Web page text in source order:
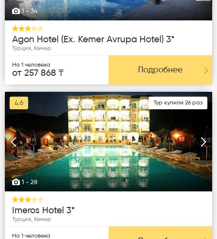
1- 34
Agon Hotel (ex. Kemer Avrupa Hotel) 3*
Турция, Кемер
На 1 человека
от 257 868 ₸ Подробнее
4.6 Тур купили 26 раз
1 - 28
Следующая
Imeros Hotel 3*
Турция, Кемер
На 1 человека